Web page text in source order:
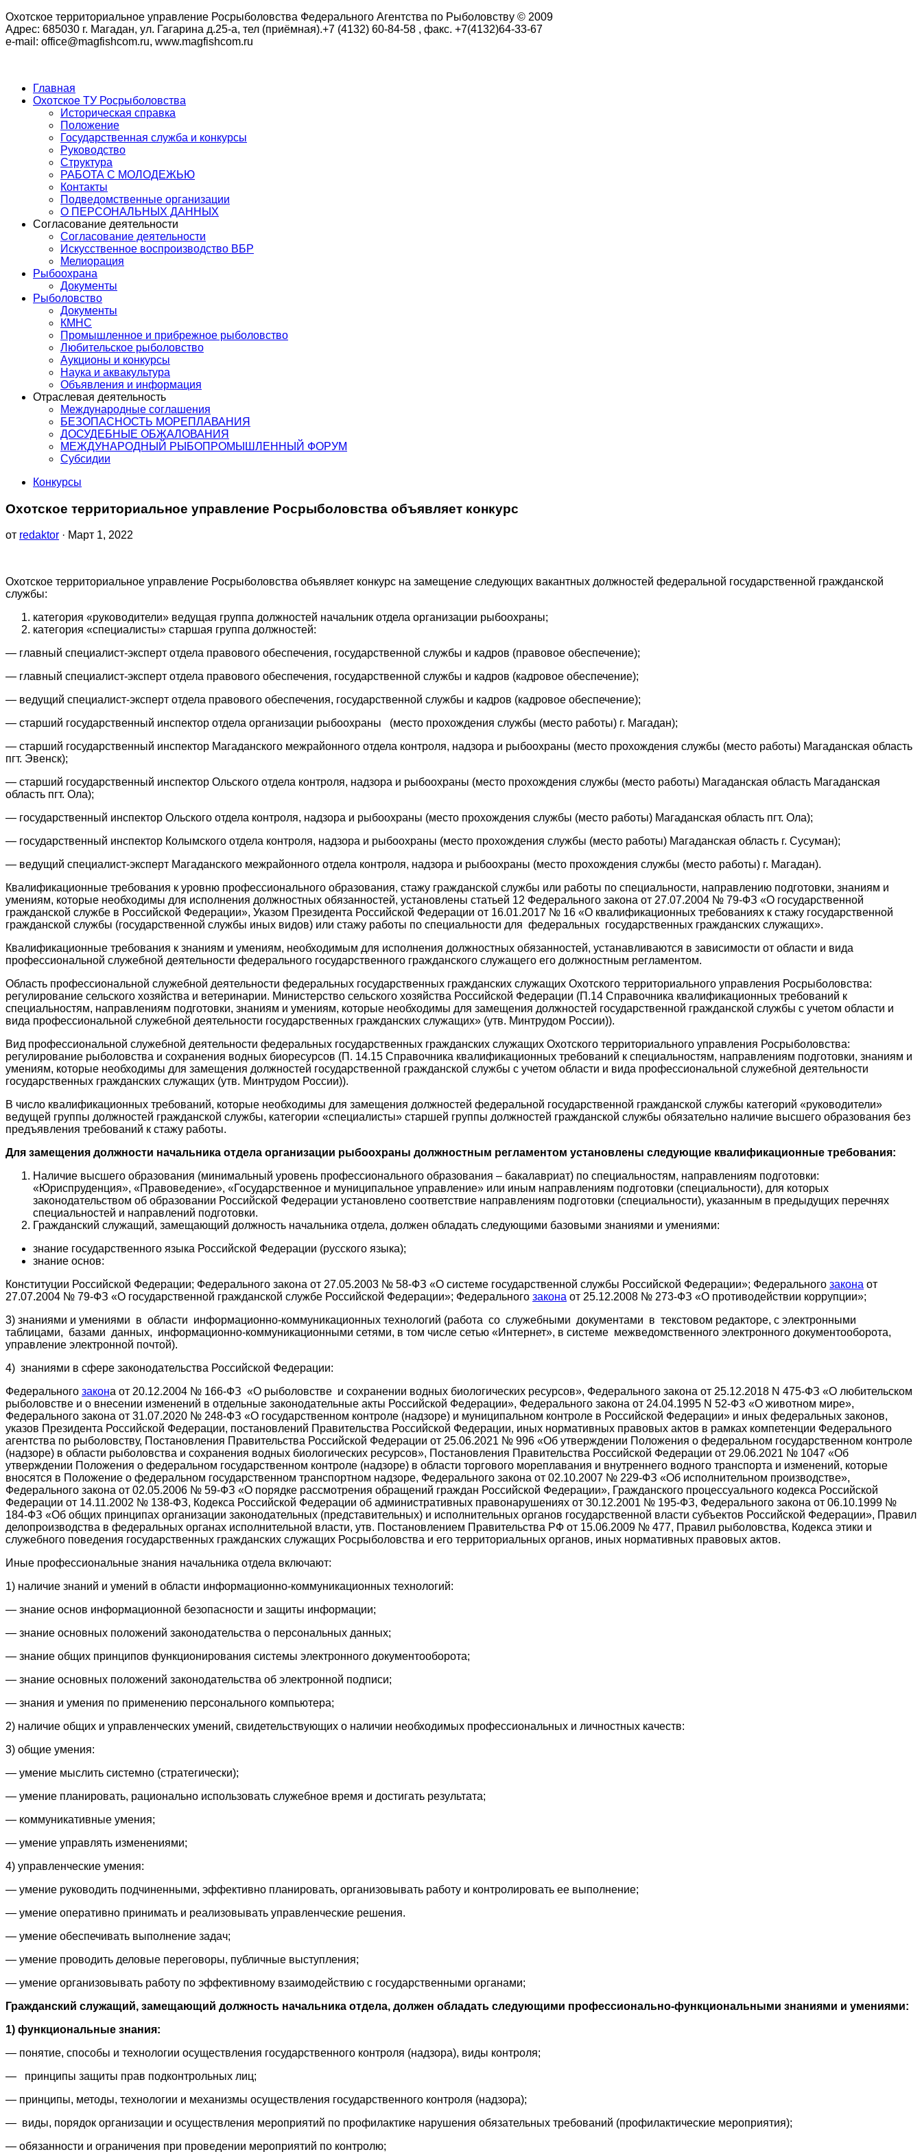
Охотское территориальное управление Росрыболовства Федерального Агентства по Рыболовству © 2009
Адрес: 685030 г. Магадан, ул. Гагарина д.25-а, тел (приёмная).+7 (4132) 60-84-58 , факс. +7(4132)64-33-67
e-mail: office@magfishcom.ru, www.magfishcom.ru
Главная
Охотское ТУ Росрыболовства
Историческая справка
Положение
Государственная служба и конкурсы
Руководство
Структура
РАБОТА С МОЛОДЕЖЬЮ
Контакты
Подведомственные организации
О ПЕРСОНАЛЬНЫХ ДАННЫХ
Согласование деятельности
Согласование деятельности
Искусственное воспроизводство ВБР
Мелиорация
Рыбоохрана
Документы
Рыболовство
Документы
КМНС
Промышленное и прибрежное рыболовство
Любительское рыболовство
Аукционы и конкурсы
Наука и аквакультура
Объявления и информация
Отраслевая деятельность
Международные соглашения
БЕЗОПАСНОСТЬ МОРЕПЛАВАНИЯ
ДОСУДЕБНЫЕ ОБЖАЛОВАНИЯ
МЕЖДУНАРОДНЫЙ РЫБОПРОМЫШЛЕННЫЙ ФОРУМ
Субсидии
Конкурсы
Охотское территориальное управление Росрыболовства объявляет конкурс
от redaktor · Март 1, 2022
Охотское территориальное управление Росрыболовства объявляет конкурс на замещение следующих вакантных должностей федеральной государственной гражданской
службы:
категория «руководители» ведущая группа должностей начальник отдела организации рыбоохраны;
категория «специалисты» старшая группа должностей:
— главный специалист-эксперт отдела правового обеспечения, государственной службы и кадров (правовое обеспечение);
— главный специалист-эксперт отдела правового обеспечения, государственной службы и кадров (кадровое обеспечение);
— ведущий специалист-эксперт отдела правового обеспечения, государственной службы и кадров (кадровое обеспечение);
— старший государственный инспектор отдела организации рыбоохраны (место прохождения службы (место работы) г. Магадан);
— старший государственный инспектор Магаданского межрайонного отдела контроля, надзора и рыбоохраны (место прохождения службы (место работы) Магаданская область
пгт. Эвенск);
— старший государственный инспектор Ольского отдела контроля, надзора и рыбоохраны (место прохождения службы (место работы) Магаданская область Магаданская
область пгт. Ола);
— государственный инспектор Ольского отдела контроля, надзора и рыбоохраны (место прохождения службы (место работы) Магаданская область пгт. Ола);
— государственный инспектор Колымского отдела контроля, надзора и рыбоохраны (место прохождения службы (место работы) Магаданская область г. Сусуман);
— ведущий специалист-эксперт Магаданского межрайонного отдела контроля, надзора и рыбоохраны (место прохождения службы (место работы) г. Магадан).
Квалификационные требования к уровню профессионального образования, стажу гражданской службы или работы по специальности, направлению подготовки, знаниям и
умениям, которые необходимы для исполнения должностных обязанностей, установлены статьей 12 Федерального закона от 27.07.2004 № 79-ФЗ «О государственной
гражданской службе в Российской Федерации», Указом Президента Российской Федерации от 16.01.2017 № 16 «О квалификационных требованиях к стажу государственной
гражданской службы (государственной службы иных видов) или стажу работы по специальности для федеральных государственных гражданских служащих».
Квалификационные требования к знаниям и умениям, необходимым для исполнения должностных обязанностей, устанавливаются в зависимости от области и вида
профессиональной служебной деятельности федерального государственного гражданского служащего его должностным регламентом.
Область профессиональной служебной деятельности федеральных государственных гражданских служащих Охотского территориального управления Росрыболовства:
регулирование сельского хозяйства и ветеринарии. Министерство сельского хозяйства Российской Федерации (П.14 Справочника квалификационных требований к
специальностям, направлениям подготовки, знаниям и умениям, которые необходимы для замещения должностей государственной гражданской службы с учетом области и
вида профессиональной служебной деятельности государственных гражданских служащих» (утв. Минтрудом России)).
Вид профессиональной служебной деятельности федеральных государственных гражданских служащих Охотского территориального управления Росрыболовства:
регулирование рыболовства и сохранения водных биоресурсов (П. 14.15 Справочника квалификационных требований к специальностям, направлениям подготовки, знаниям и
умениям, которые необходимы для замещения должностей государственной гражданской службы с учетом области и вида профессиональной служебной деятельности
государственных гражданских служащих (утв. Минтрудом России)).
В число квалификационных требований, которые необходимы для замещения должностей федеральной государственной гражданской службы категорий «руководители»
ведущей группы должностей гражданской службы, категории «специалисты» старшей группы должностей гражданской службы обязательно наличие высшего образования без
предъявления требований к стажу работы.
Для замещения должности начальника отдела организации рыбоохраны должностным регламентом установлены следующие квалификационные требования:
Наличие высшего образования (минимальный уровень профессионального образования – бакалавриат) по специальностям, направлениям подготовки:
«Юриспруденция», «Правоведение», «Государственное и муниципальное управление» или иным направлениям подготовки (специальности), для которых
законодательством об образовании Российской Федерации установлено соответствие направлениям подготовки (специальности), указанным в предыдущих перечнях
специальностей и направлений подготовки.
Гражданский служащий, замещающий должность начальника отдела, должен обладать следующими базовыми знаниями и умениями:
знание государственного языка Российской Федерации (русского языка);
знание основ:
Конституции Российской Федерации; Федерального закона от 27.05.2003 № 58-ФЗ «О системе государственной службы Российской Федерации»; Федерального закона от
27.07.2004 № 79-ФЗ «О государственной гражданской службе Российской Федерации»; Федерального закона от 25.12.2008 № 273-ФЗ «О противодействии коррупции»;
3) знаниями и умениями в области информационно-коммуникационных технологий (работа со служебными документами в текстовом редакторе, с электронными
таблицами, базами данных, информационно-коммуникационными сетями, в том числе сетью «Интернет», в системе межведомственного электронного документооборота,
управление электронной почтой).
4) знаниями в сфере законодательства Российской Федерации:
Федерального закона от 20.12.2004 № 166-ФЗ «О рыболовстве и сохранении водных биологических ресурсов», Федерального закона от 25.12.2018 N 475-ФЗ «О любительском
рыболовстве и о внесении изменений в отдельные законодательные акты Российской Федерации», Федерального закона от 24.04.1995 N 52-ФЗ «О животном мире»,
Федерального закона от 31.07.2020 № 248-ФЗ «О государственном контроле (надзоре) и муниципальном контроле в Российской Федерации» и иных федеральных законов,
указов Президента Российской Федерации, постановлений Правительства Российской Федерации, иных нормативных правовых актов в рамках компетенции Федерального
агентства по рыболовству, Постановления Правительства Российской Федерации от 25.06.2021 № 996 «Об утверждении Положения о федеральном государственном контроле
(надзоре) в области рыболовства и сохранения водных биологических ресурсов», Постановления Правительства Российской Федерации от 29.06.2021 № 1047 «Об
утверждении Положения о федеральном государственном контроле (надзоре) в области торгового мореплавания и внутреннего водного транспорта и изменений, которые
вносятся в Положение о федеральном государственном транспортном надзоре, Федерального закона от 02.10.2007 № 229-ФЗ «Об исполнительном производстве»,
Федерального закона от 02.05.2006 № 59-ФЗ «О порядке рассмотрения обращений граждан Российской Федерации», Гражданского процессуального кодекса Российской
Федерации от 14.11.2002 № 138-ФЗ, Кодекса Российской Федерации об административных правонарушениях от 30.12.2001 № 195-ФЗ, Федерального закона от 06.10.1999 №
184-ФЗ «Об общих принципах организации законодательных (представительных) и исполнительных органов государственной власти субъектов Российской Федерации», Правил
делопроизводства в федеральных органах исполнительной власти, утв. Постановлением Правительства РФ от 15.06.2009 № 477, Правил рыболовства, Кодекса этики и
служебного поведения государственных гражданских служащих Росрыболовства и его территориальных органов, иных нормативных правовых актов.
Иные профессиональные знания начальника отдела включают:
1) наличие знаний и умений в области информационно-коммуникационных технологий:
— знание основ информационной безопасности и защиты информации;
— знание основных положений законодательства о персональных данных;
— знание общих принципов функционирования системы электронного документооборота;
— знание основных положений законодательства об электронной подписи;
— знания и умения по применению персонального компьютера;
2) наличие общих и управленческих умений, свидетельствующих о наличии необходимых профессиональных и личностных качеств:
3) общие умения:
— умение мыслить системно (стратегически);
— умение планировать, рационально использовать служебное время и достигать результата;
— коммуникативные умения;
— умение управлять изменениями;
4) управленческие умения:
— умение руководить подчиненными, эффективно планировать, организовывать работу и контролировать ее выполнение;
— умение оперативно принимать и реализовывать управленческие решения.
— умение обеспечивать выполнение задач;
— умение проводить деловые переговоры, публичные выступления;
— умение организовывать работу по эффективному взаимодействию с государственными органами;
Гражданский служащий, замещающий должность начальника отдела, должен обладать следующими профессионально-функциональными знаниями и умениями:
1) функциональные знания:
— понятие, способы и технологии осуществления государственного контроля (надзора), виды контроля;
— принципы защиты прав подконтрольных лиц;
— принципы, методы, технологии и механизмы осуществления государственного контроля (надзора);
— виды, порядок организации и осуществления мероприятий по профилактике нарушения обязательных требований (профилактические мероприятия);
— обязанности и ограничения при проведении мероприятий по контролю;